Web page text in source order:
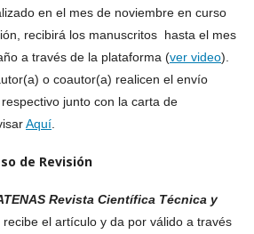
en el mes de noviembre en curso
recibirá los manuscritos hasta el mes
a través de la plataforma (ver video).
o coautor(a) realicen el envío
junto con la carta de
Aquí
de Revisión
Revista Científica Técnica y
recibe el artículo y da por válido a través